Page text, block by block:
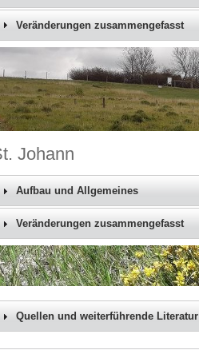
Veränderungen zusammengefasst
Johann
Aufbau und Allgemeines
Veränderungen zusammengefasst
Quellen und weiterführende Literatur